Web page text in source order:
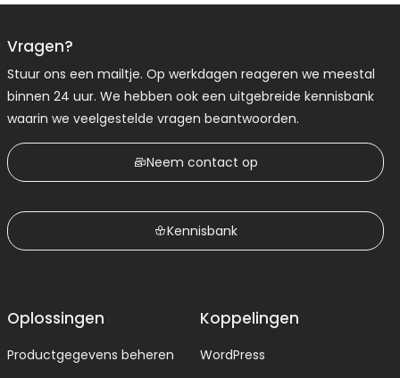
Vragen?
Stuur ons een mailtje. Op werkdagen reageren we meestal
binnen 24 uur. We hebben ook een uitgebreide kennisbank
waarin we veelgestelde vragen beantwoorden.
Neem contact op
Kennisbank
Oplossingen
Productgegevens beheren
Koppelingen
WordPress